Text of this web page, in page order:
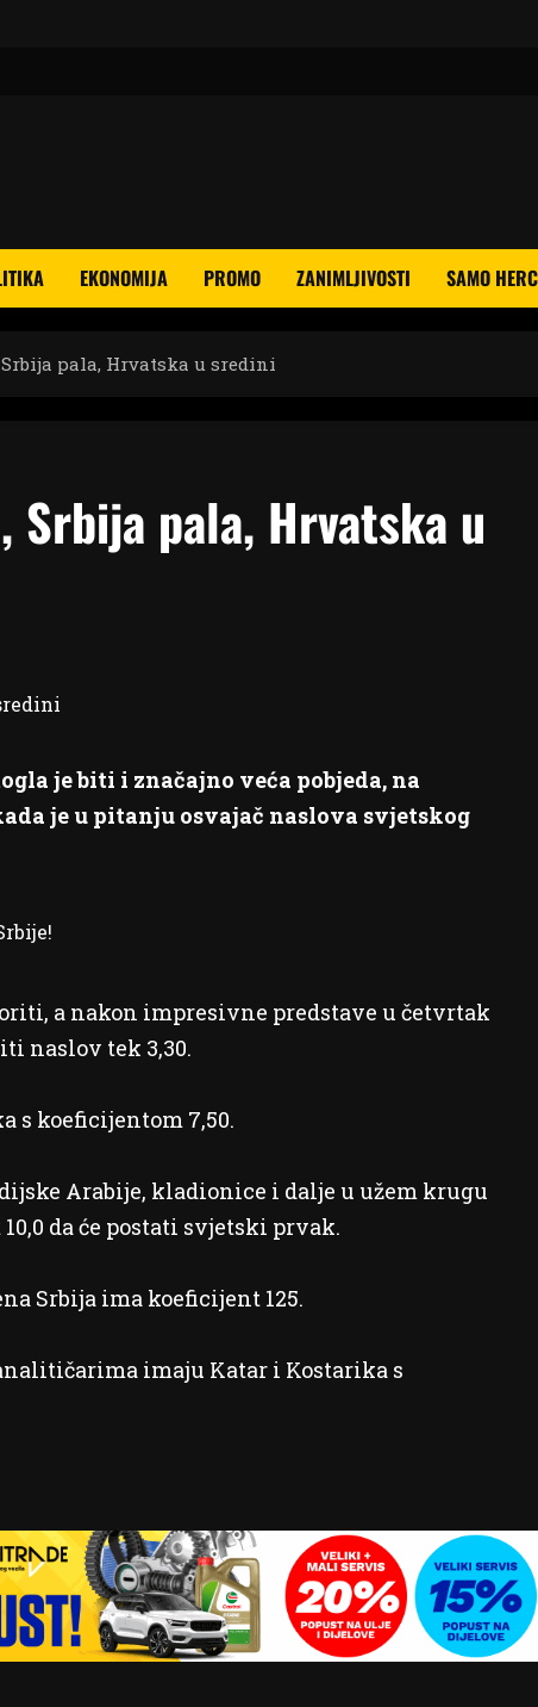
EKONOMIJA PROMO ZANIMLJIVOSTI SAMO
pala, Hrvatska u sredini
pala, Hrvatska u
je biti i značajno veća pobjeda, na
je u pitanju osvajač naslova svjetskog
a nakon impresivne predstave u četvrtak
naslov tek 3,30.
s koeficijentom 7,50.
Arabije, kladionice i dalje u užem krugu
da će postati svjetski prvak.
Srbija ima koeficijent 125.
imaju Katar i Kostarika s